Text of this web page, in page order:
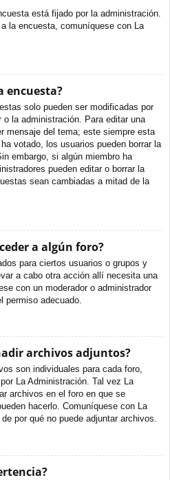
está fijado por la administración.
la encuesta, comuníquese con La
encuesta?
solo pueden ser modificadas por
o la administración. Para editar una
mensaje del tema; este siempre esta
votado, los usuarios pueden borrar la
embargo, si algún miembro ha
pueden editar o borrar la
sean cambiadas a mitad de la
a algún foro?
para ciertos usuarios o grupos y
a cabo otra acción allí necesita una
con un moderador o administrador
permiso adecuado.
archivos adjuntos?
son individuales para cada foro,
La Administración. Tal vez La
archivos en el foro en que se
hacerlo. Comuníquese con La
por qué no puede adjuntar archivos.